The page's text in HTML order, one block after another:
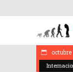
octubre